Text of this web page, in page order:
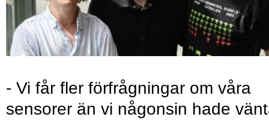
- Vi får fler förfrågningar om våra
sensorer än vi någonsin hade